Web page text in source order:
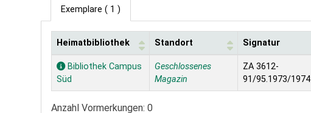
Exemplare ( 1 )
Exemplare
Heimatbibliothek Standort Signatur
Bibliothek Campus
Süd
Geschlossenes
Magazin
ZA 3612-
91/95.1973/1974
Anzahl Vormerkungen: 0